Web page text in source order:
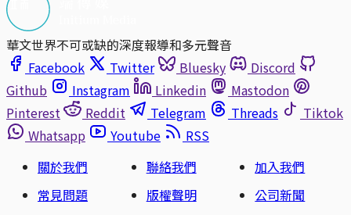
華文世界不可或缺的深度報導和多元聲音
Facebook
Twitter Bluesky
Discord
Github
Instagram Linkedin
Mastodon
Pinterest
Reddit Telegram Threads
Tiktok
Whatsapp
Youtube
RSS
關於我們
聯絡我們
加入我們
常見問題
版權聲明
公司新聞